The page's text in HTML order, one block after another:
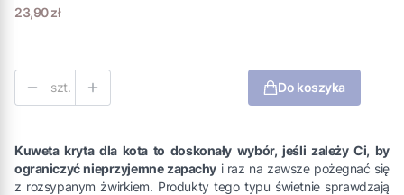
Cena
23,90 zł
szt. Do koszyka
Kuweta kryta dla kota to doskonały wybór, jeśli zależy Ci, by
ograniczyć nieprzyjemne zapachy i raz na zawsze pożegnać się
z rozsypanym żwirkiem. Produkty tego typu świetnie sprawdzają